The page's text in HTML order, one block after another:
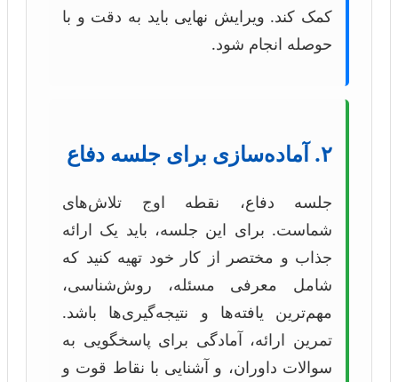
کمک کند. ویرایش نهایی باید به دقت و با
حوصله انجام شود.
۲. آماده‌سازی برای جلسه دفاع
جلسه دفاع، نقطه اوج تلاش‌های
شماست. برای این جلسه، باید یک ارائه
جذاب و مختصر از کار خود تهیه کنید که
شامل معرفی مسئله، روش‌شناسی،
مهم‌ترین یافته‌ها و نتیجه‌گیری‌ها باشد.
تمرین ارائه، آمادگی برای پاسخگویی به
سوالات داوران، و آشنایی با نقاط قوت و